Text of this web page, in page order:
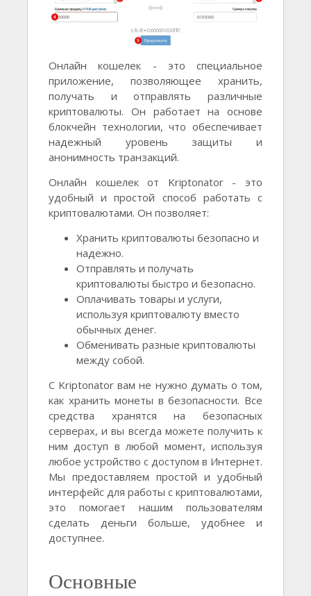
Онлайн кошелек - это специальное
приложение, позволяющее хранить,
получать и отправлять различные
криптовалюты. Он работает на основе
блокчейн технологии, что обеспечивает
надежный уровень защиты и
анонимность транзакций.
Онлайн кошелек от Kriptonator - это
удобный и простой способ работать с
криптовалютами. Он позволяет:
Хранить криптовалюты безопасно и
надежно.
Отправлять и получать
криптовалюты быстро и безопасно.
Оплачивать товары и услуги,
используя криптовалюту вместо
обычных денег.
Обменивать разные криптовалюты
между собой.
С Kriptonator вам не нужно думать о том,
как хранить монеты в безопасности. Все
средства хранятся на безопасных
серверах, и вы всегда можете получить к
ним доступ в любой момент, используя
любое устройство с доступом в Интернет.
Мы предоставляем простой и удобный
интерфейс для работы с криптовалютами,
это помогает нашим пользователям
сделать деньги больше, удобнее и
доступнее.
Основные